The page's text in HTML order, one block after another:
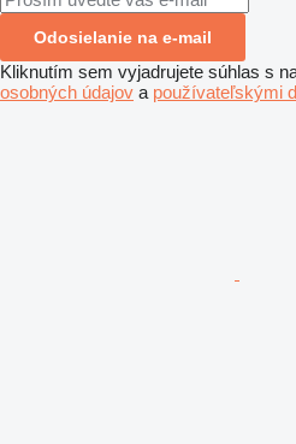
Odosielanie na e-mail
Kliknutím sem vyjadrujete súhlas s
osobných údajov a používateľskými